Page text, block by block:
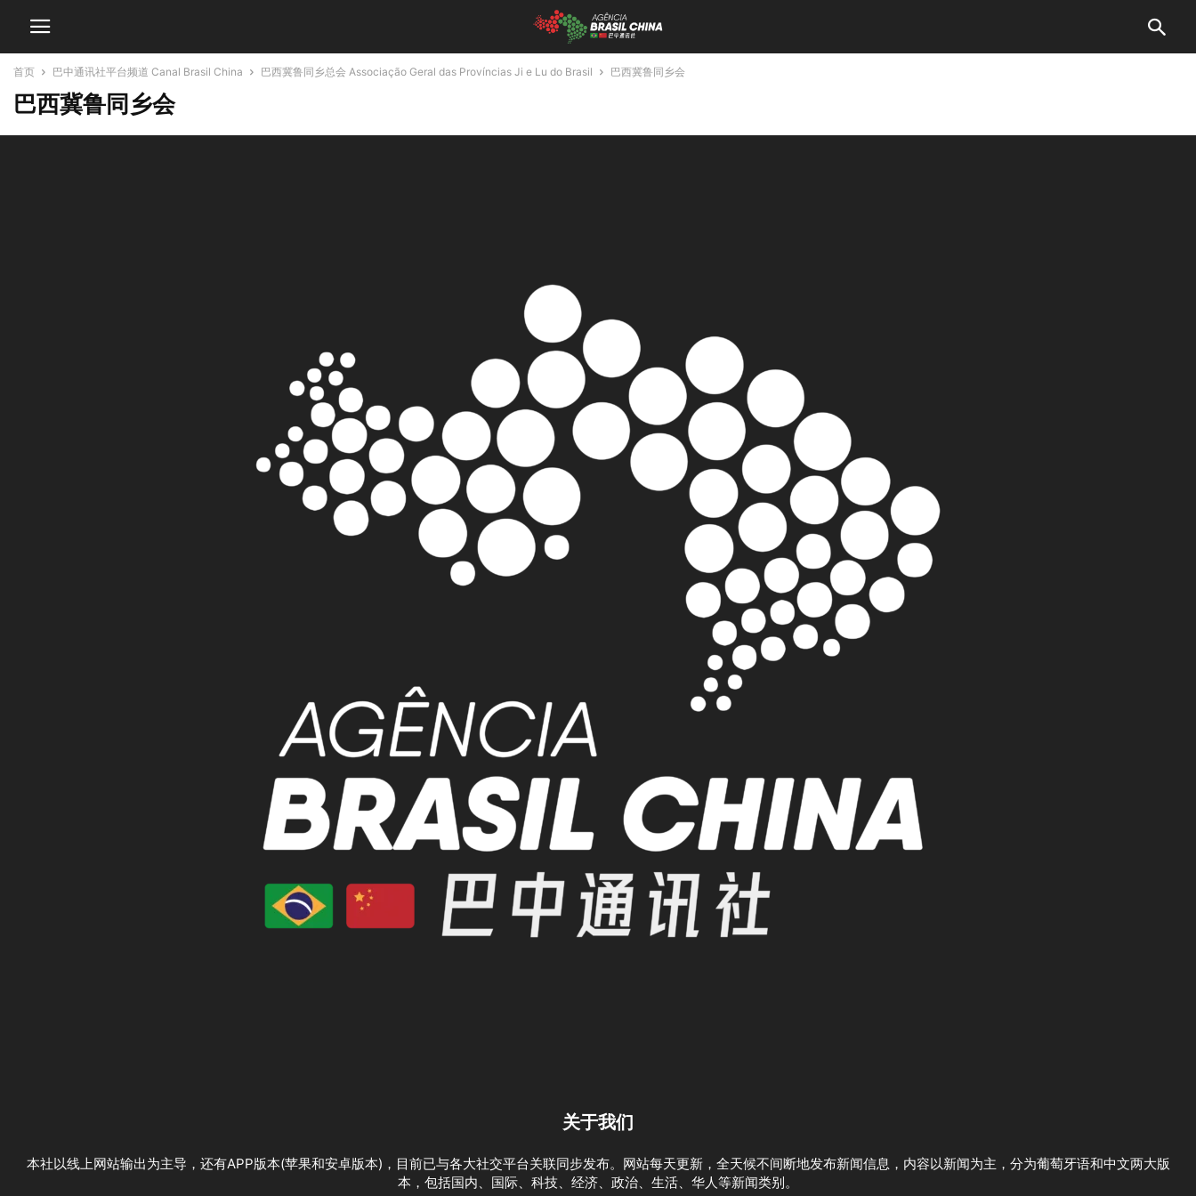
首页 巴中通讯社平台频道 Canal Brasil China 巴西冀鲁同乡总会 Associação Geral das Províncias Ji e Lu do Brasil 巴西冀鲁同乡会
巴西冀鲁同乡会
关于我们
本社以线上网站输出为主导，还有APP版本(苹果和安卓版本)，目前已与各大社交平台关联同步发布。网站每天更新，全天候不间断地发布新闻信息，内容以新闻为主，分为葡萄牙语和中文两大版
本，包括国内、国际、科技、经济、政治、生活、华人等新闻类别。